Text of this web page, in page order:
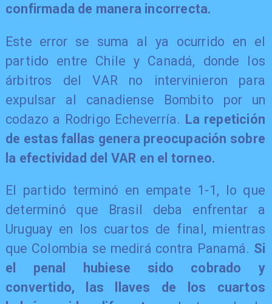
confirmada de manera incorrecta.
Este error se suma al ya ocurrido en el
partido entre Chile y Canadá, donde los
árbitros del VAR no intervinieron para
expulsar al canadiense Bombito por un
codazo a Rodrigo Echeverría. La repetición
de estas fallas genera preocupación sobre
la efectividad del VAR en el torneo.
El partido terminó en empate 1-1, lo que
determinó que Brasil deba enfrentar a
Uruguay en los cuartos de final, mientras
que Colombia se medirá contra Panamá. Si
el penal hubiese sido cobrado y
convertido, las llaves de los cuartos